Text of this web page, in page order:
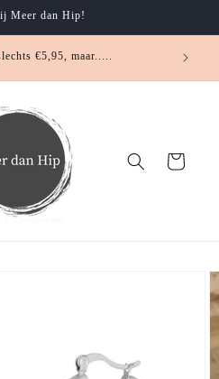
Meer dan Hip!
€5,95, maar..... ....
Winkelwagen